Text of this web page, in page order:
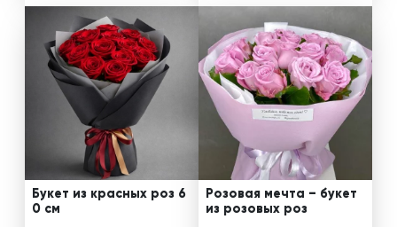
Букет из красных роз 6
0 см
Розовая мечта – букет
из розовых роз